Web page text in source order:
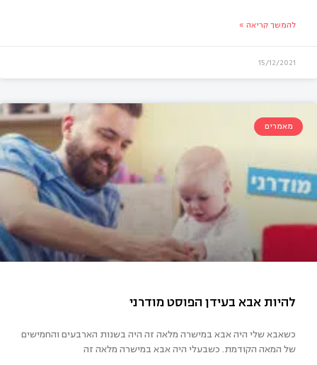
ה לבד בבית
להמשך קריאה »
15/12/2021
מאמרים
כשאבא שלי היה אבא במישרה מלאה זה היה בשנות הארבעים והחמישים
של המאה הקודמת. כשבעלי היה אבא במישרה מלאה זה